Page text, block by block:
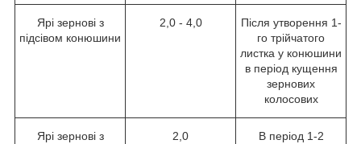
Ярі зернові з
підсівом конюшини
2,0 - 4,0
Після утворення 1-
го трійчатого
листка у конюшини
в період кущення
зернових
колосових
Ярі зернові з
2,0
В період 1-2